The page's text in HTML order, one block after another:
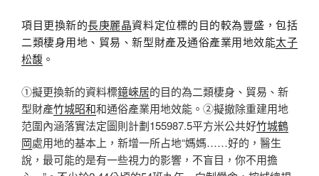
項目更換新的長庚麗晶資料定位標的目的較為豐盛，包括
二類棲身用地、貿易、新型財產及通俗產業用地效能太子
松馥 。
①擬更換新的資料標鐿崍居的目的為二類棲身、貿易、新
型財產竹城昭和和通俗產業用地效能。②擬撤除重建用地
范圍內涵落實法定圖則計劃155987.5平方米公共好竹城鶴
岡處用地的基本上，新增一所占地“媽媽……好的，醫生
說，最可能的是有一些視力的影響，不盲目，你不用擔